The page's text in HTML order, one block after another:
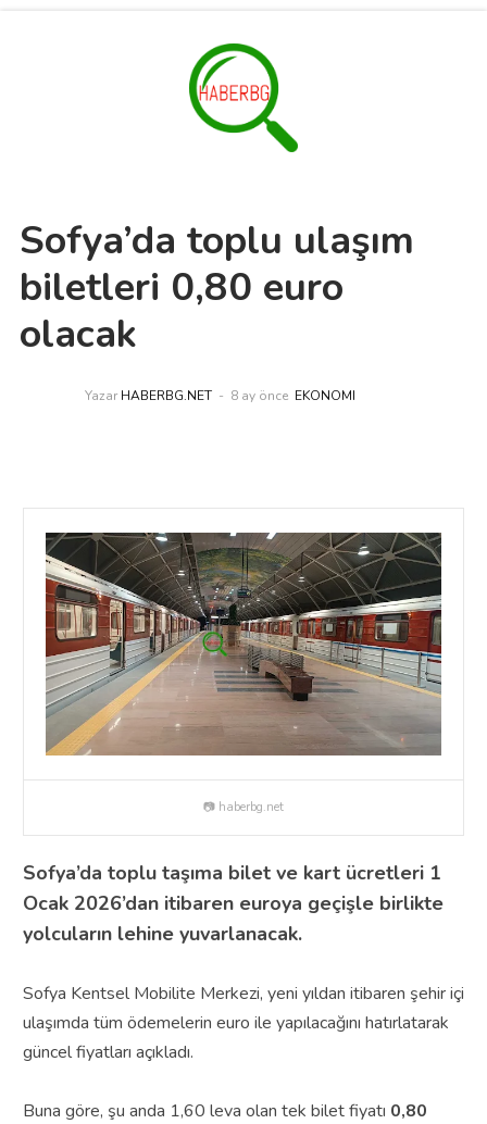
Sofya’da toplu ulaşım
biletleri 0,80 euro
olacak
Yazar HABERBG.NET 8 ay önce EKONOMI
📷 haberbg.net
Sofya’da toplu taşıma bilet ve kart ücretleri 1
Ocak 2026’dan itibaren euroya geçişle birlikte
yolcuların lehine yuvarlanacak.
Sofya Kentsel Mobilite Merkezi, yeni yıldan itibaren şehir içi
ulaşımda tüm ödemelerin euro ile yapılacağını hatırlatarak
güncel fiyatları açıkladı.
Buna göre, şu anda 1,60 leva olan tek bilet fiyatı 0,80